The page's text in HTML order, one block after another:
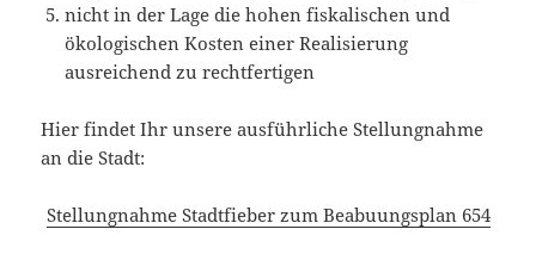
nicht in der Lage die hohen fiskalischen und
ökologischen Kosten einer Realisierung
ausreichend zu rechtfertigen
Hier findet Ihr unsere ausführliche Stellungnahme
an die Stadt:
Stellungnahme Stadtfieber zum Beabuungsplan 654